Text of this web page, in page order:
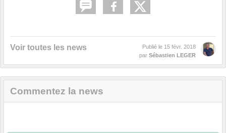
Voir toutes les news Publié le 15 févr. 2018
par Sébastien LEGER
Commentez la news